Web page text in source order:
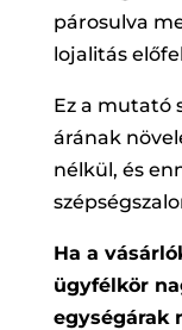
párosulva
lojalitás
Ez a mutató
árának
nélkül, és
Ha a
ügyfélkör
egységárak